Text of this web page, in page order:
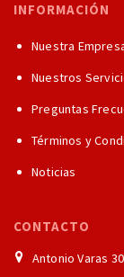
INFORMACIÓN
Nuestra
Nuestros
Preguntas
Términos y
Noticias
CONTACTO
Antonio Varas